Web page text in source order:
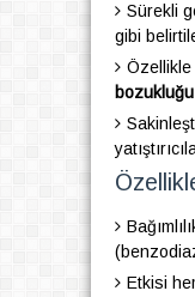
Sürekli
gibi
Özellikle
Etkisi